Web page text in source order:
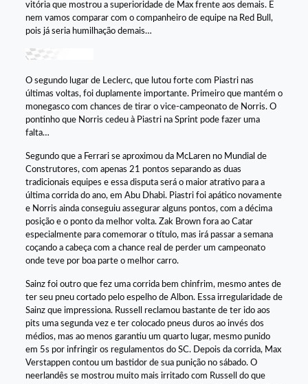
vitória que mostrou a superioridade de Max frente aos demais. E
nem vamos comparar com o companheiro de equipe na Red Bull,
pois já seria humilhação demais…
O segundo lugar de Leclerc, que lutou forte com Piastri nas
últimas voltas, foi duplamente importante. Primeiro que mantém o
monegasco com chances de tirar o vice-campeonato de Norris. O
pontinho que Norris cedeu à Piastri na Sprint pode fazer uma
falta…
Segundo que a Ferrari se aproximou da McLaren no Mundial de
Construtores, com apenas 21 pontos separando as duas
tradicionais equipes e essa disputa será o maior atrativo para a
última corrida do ano, em Abu Dhabi. Piastri foi apático novamente
e Norris ainda conseguiu assegurar alguns pontos, com a décima
posição e o ponto da melhor volta. Zak Brown fora ao Catar
especialmente para comemorar o título, mas irá passar a semana
coçando a cabeça com a chance real de perder um campeonato
onde teve por boa parte o melhor carro.
Sainz foi outro que fez uma corrida bem chinfrim, mesmo antes de
ter seu pneu cortado pelo espelho de Albon. Essa irregularidade de
Sainz que impressiona. Russell reclamou bastante de ter ido aos
pits uma segunda vez e ter colocado pneus duros ao invés dos
médios, mas ao menos garantiu um quarto lugar, mesmo punido
em 5s por infringir os regulamentos do SC. Depois da corrida, Max
Verstappen contou um bastidor de sua punição no sábado. O
neerlandês se mostrou muito mais irritado com Russell do que